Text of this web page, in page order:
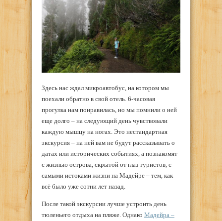
Здесь нас ждал микроавтобус, на котором мы
поехали обратно в свой отель. 6-часовая
прогулка нам понравилась, но мы помнили о ней
еще долго – на следующий день чувствовали
каждую мышцу на ногах. Это нестандартная
экскурсия – на ней вам не будут рассказывать о
датах или исторических событиях, а познакомят
с жизнью острова, скрытой от глаз туристов, с
самыми истоками жизни на Мадейре – тем, как
всё было уже сотни лет назад.
После такой экскурсии лучше устроить день
тюленьего отдыха на пляже. Однако Мадейра –